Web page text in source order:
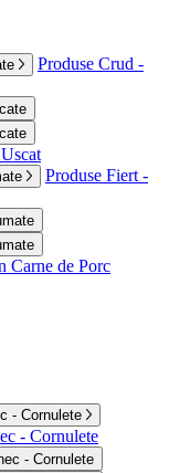
Produse Crud -
Produse Fiert -
Carne de Porc
- Cornulete
- Cornulete
- Cornulete